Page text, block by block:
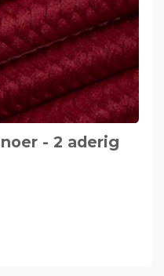
- 2 aderig